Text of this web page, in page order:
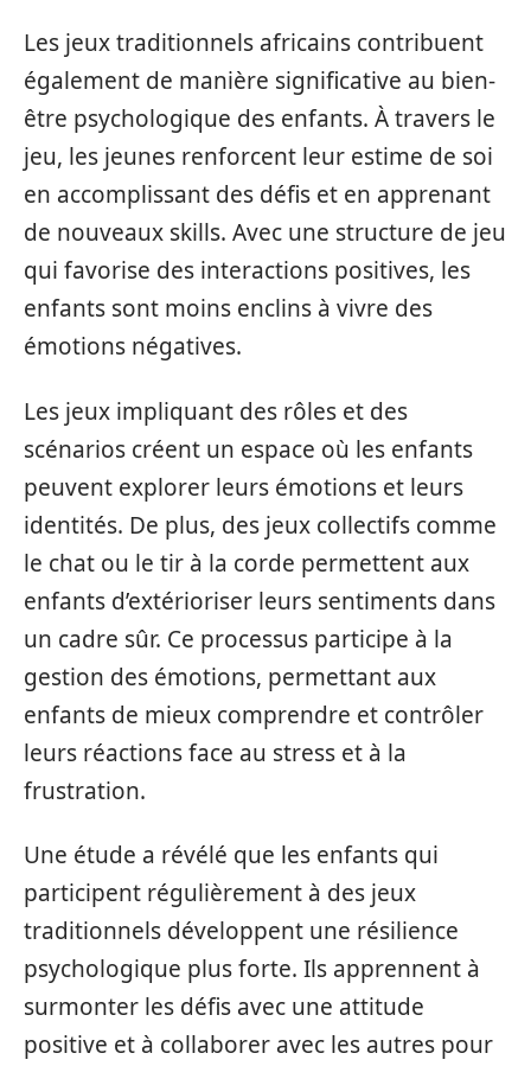
Les jeux traditionnels africains contribuent
également de manière significative au bien-
être psychologique des enfants. À travers le
jeu, les jeunes renforcent leur estime de soi
en accomplissant des défis et en apprenant
de nouveaux skills. Avec une structure de jeu
qui favorise des interactions positives, les
enfants sont moins enclins à vivre des
émotions négatives.
Les jeux impliquant des rôles et des
scénarios créent un espace où les enfants
peuvent explorer leurs émotions et leurs
identités. De plus, des jeux collectifs comme
le chat ou le tir à la corde permettent aux
enfants d’extérioriser leurs sentiments dans
un cadre sûr. Ce processus participe à la
gestion des émotions, permettant aux
enfants de mieux comprendre et contrôler
leurs réactions face au stress et à la
frustration.
Une étude a révélé que les enfants qui
participent régulièrement à des jeux
traditionnels développent une résilience
psychologique plus forte. Ils apprennent à
surmonter les défis avec une attitude
positive et à collaborer avec les autres pour